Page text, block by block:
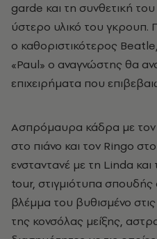
garde και τη συνθετική
ύστερο υλικό του γκρουπ.
ο καθοριστικότερος
«Paul» ο αναγνώστης θα
επιχειρήματα που
Ασπρόμαυρα κάδρα με τον
στο πιάνο και τον Ringo
ενσταντανέ με τη Linda και
tour, στιγμιότυπα σπουδής
βλέμμα του βυθισμένο
της κονσόλας μείξης,